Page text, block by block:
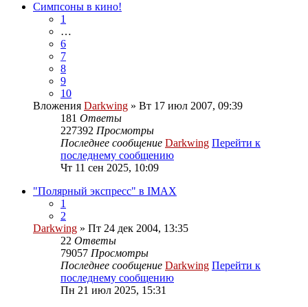
Симпсоны в кино!
1
…
6
7
8
9
10
Вложения Darkwing » Вт 17 июл 2007, 09:39
181 Ответы
227392 Просмотры
Последнее сообщение Darkwing Перейти к
последнему сообщению
Чт 11 сен 2025, 10:09
"Полярный экспресс" в IMAX
1
2
Darkwing » Пт 24 дек 2004, 13:35
22 Ответы
79057 Просмотры
Последнее сообщение Darkwing Перейти к
последнему сообщению
Пн 21 июл 2025, 15:31